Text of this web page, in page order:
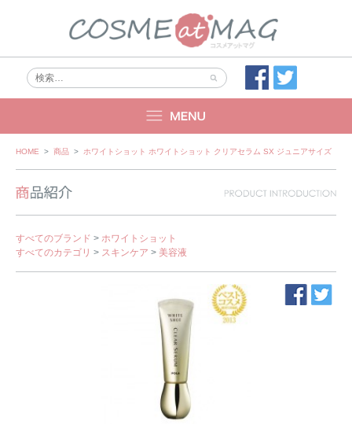
Skip
HOME > 商品 > ホワイトショット ホワイトショット クリアセラム SX ジュニアサイズ
すべてのブランド > ホワイトショット
すべてのカテゴリ > スキンケア > 美容液